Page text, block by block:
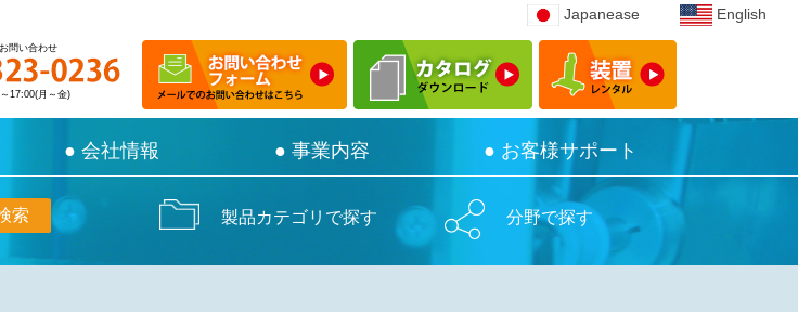
Japanease English
問い合わせ
17:00(月～金)
● 会社情報 ● 事業内容 ● お客様サポート
Japanease English
問い合わせ
17:00(月～金)
● 会社情報 ● 事業内容 ● お客様サポート
製品カテゴリで探す 分野で探す